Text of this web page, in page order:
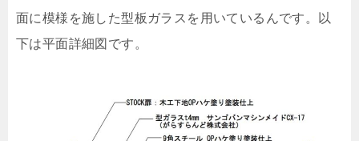
面に模様を施した型板ガラスを用いているんです。以
下は平面詳細図です。